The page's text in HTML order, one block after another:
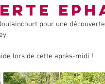
pour une
lors de cette après-midi !